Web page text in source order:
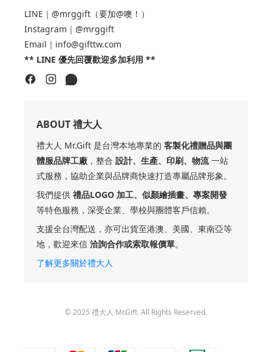
LINE｜@mrggift（要加@噢！）
Instagram｜@mrggift
Email｜info@gifttw.com
** LINE 優先回覆歡迎多加利用 **
ABOUT 禮大人
禮大人 Mr.Gift 是台灣本地專業的 客製化禮贈品與團
體服品牌工廠 ，整合 設計、生產、印刷、物流一站
式服務，協助企業與品牌商快速打造專屬品牌形象。
我們提供 禮品LOGO 加工、似顏繪插畫、專案開發
等特色服務，深受企業、學校與團體客戶信賴。
支援全台灣配送，亦可出貨至港澳、美國、東南亞等
地，歡迎來信 洽詢合作或索取報價單。
了解更多關於禮大人
© 2025 禮大人 Mr.Gift. All Rights Reserved.